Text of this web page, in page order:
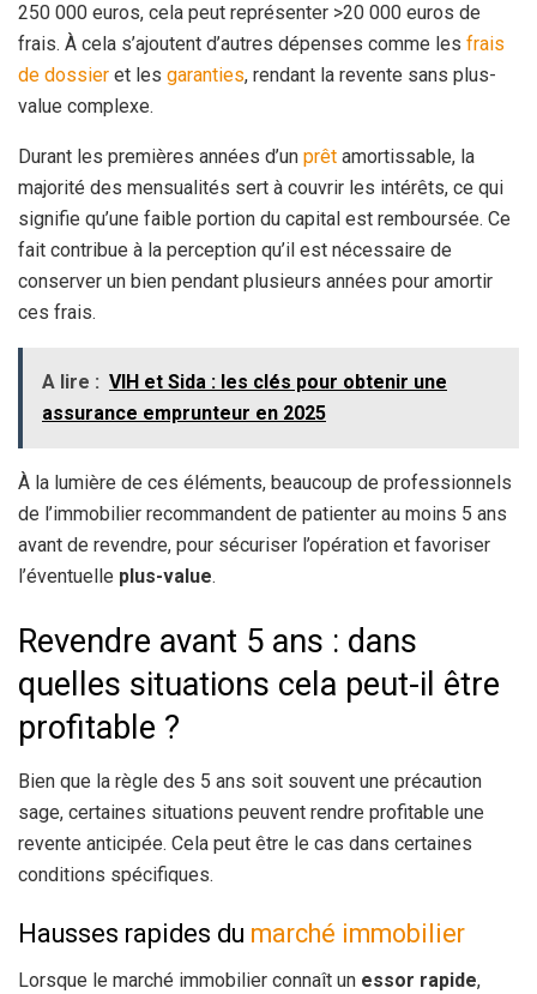
250 000 euros, cela peut représenter >20 000 euros de
frais. À cela s’ajoutent d’autres dépenses comme les frais
de dossier et les garanties, rendant la revente sans plus-
value complexe.
Durant les premières années d’un prêt amortissable, la
majorité des mensualités sert à couvrir les intérêts, ce qui
signifie qu’une faible portion du capital est remboursée. Ce
fait contribue à la perception qu’il est nécessaire de
conserver un bien pendant plusieurs années pour amortir
ces frais.
A lire : VIH et Sida : les clés pour obtenir une
assurance emprunteur en 2025
À la lumière de ces éléments, beaucoup de professionnels
de l’immobilier recommandent de patienter au moins 5 ans
avant de revendre, pour sécuriser l’opération et favoriser
l’éventuelle plus-value.
Revendre avant 5 ans : dans
quelles situations cela peut-il être
profitable ?
Bien que la règle des 5 ans soit souvent une précaution
sage, certaines situations peuvent rendre profitable une
revente anticipée. Cela peut être le cas dans certaines
conditions spécifiques.
Hausses rapides du marché immobilier
Lorsque le marché immobilier connaît un essor rapide,